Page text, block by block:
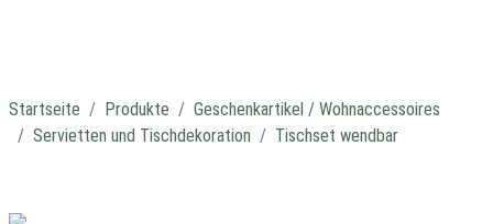
Startseite Produkte
Geschenkartikel / Wohnaccessoires
Servietten und Tischdekoration
Tischset wendbar